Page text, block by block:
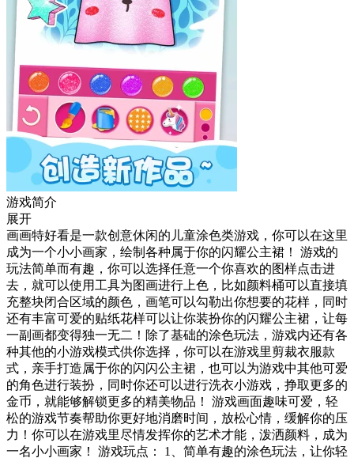
游戏简介
展开
画画特好看是一款创意休闲的儿童涂色类游戏，你可以在这里
成为一个小小画家，绘制各种属于你的闪耀公主裙！ 游戏的
玩法简单而有趣，你可以选择任意一个你喜欢的图样点击进
去，就可以使用工具为图画进行上色，比如颜料桶可以直接填
充整块闭合区域的颜色，画笔可以勾勒出你想要的花样，同时
还有丰富可爱的贴纸花样可以让你装扮你的闪耀公主裙，让每
一副画都变得独一无二！除了基础的涂色玩法，游戏内还有各
种其他的小游戏模式供你选择，你可以在游戏里剪裁衣服款
式，亲手打造属于你的闪闪公主裙，也可以为游戏中其他可爱
的角色进行装扮，同时你还可以进行洗衣小游戏，挣取更多的
金币，就能够解锁更多的精美物品！ 游戏画面趣味可爱，轻
松的游戏节奏帮助你更好地消磨时间，放松心情，缓解你的压
力！你可以在游戏里尽情发挥你的艺术才能，泼洒颜料，成为
一名小小画家！ 游戏玩点： 1、简单有趣的涂色玩法，让你轻